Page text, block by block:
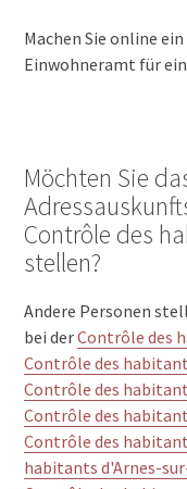
Machen Sie online
Einwohneramt für
Möchten Sie
Contrôle des
stellen?
Andere Personen
bei derContrôle des
Contrôle des
Contrôle des
Contrôle des
Contrôle des
habitants d'Arnes-